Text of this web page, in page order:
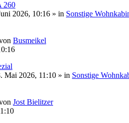
260
2026, 10:16 » in Sonstige
Busmeikel
Mai 2026, 11:10 » in Sonstige
Jost Bielitzer